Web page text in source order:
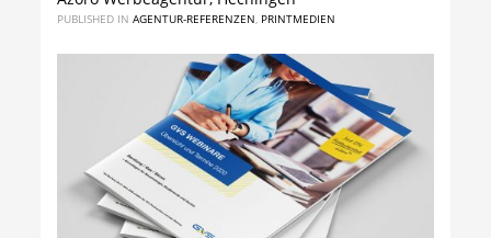
PUBLISHED IN AGENTUR-REFERENZEN PRINTMEDIEN